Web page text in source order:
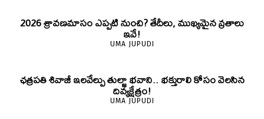
2026 శ్రావణమాసం ఎప్పటి నుంచి? తేదీలు, ముఖ్యమైన వ్రతాలు
ఇవే!
UMA JUPUDI
ఛత్రపతి శివాజీ ఇలవేల్పు తుల్జా భవాని.. భక్తురాలి కోసం వెలసిన
దివ్యక్షేత్రం!
UMA JUPUDI